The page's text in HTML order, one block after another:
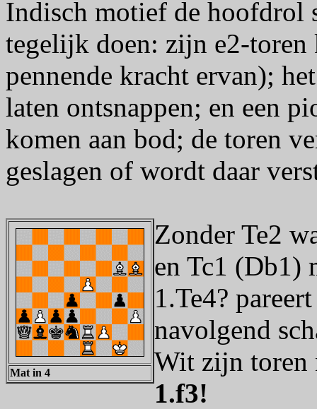
Indisch motief de hoofdrol
tegelijk doen: zijn e2-
pennende kracht ervan);
laten ontsnappen; en een
komen aan bod; de toren
geslagen of wordt daar
Mat in 4
Zonder Te2
en Tc1 (Db1)
1.Te4?
navolgend
Wit zijn toren
1.f3!